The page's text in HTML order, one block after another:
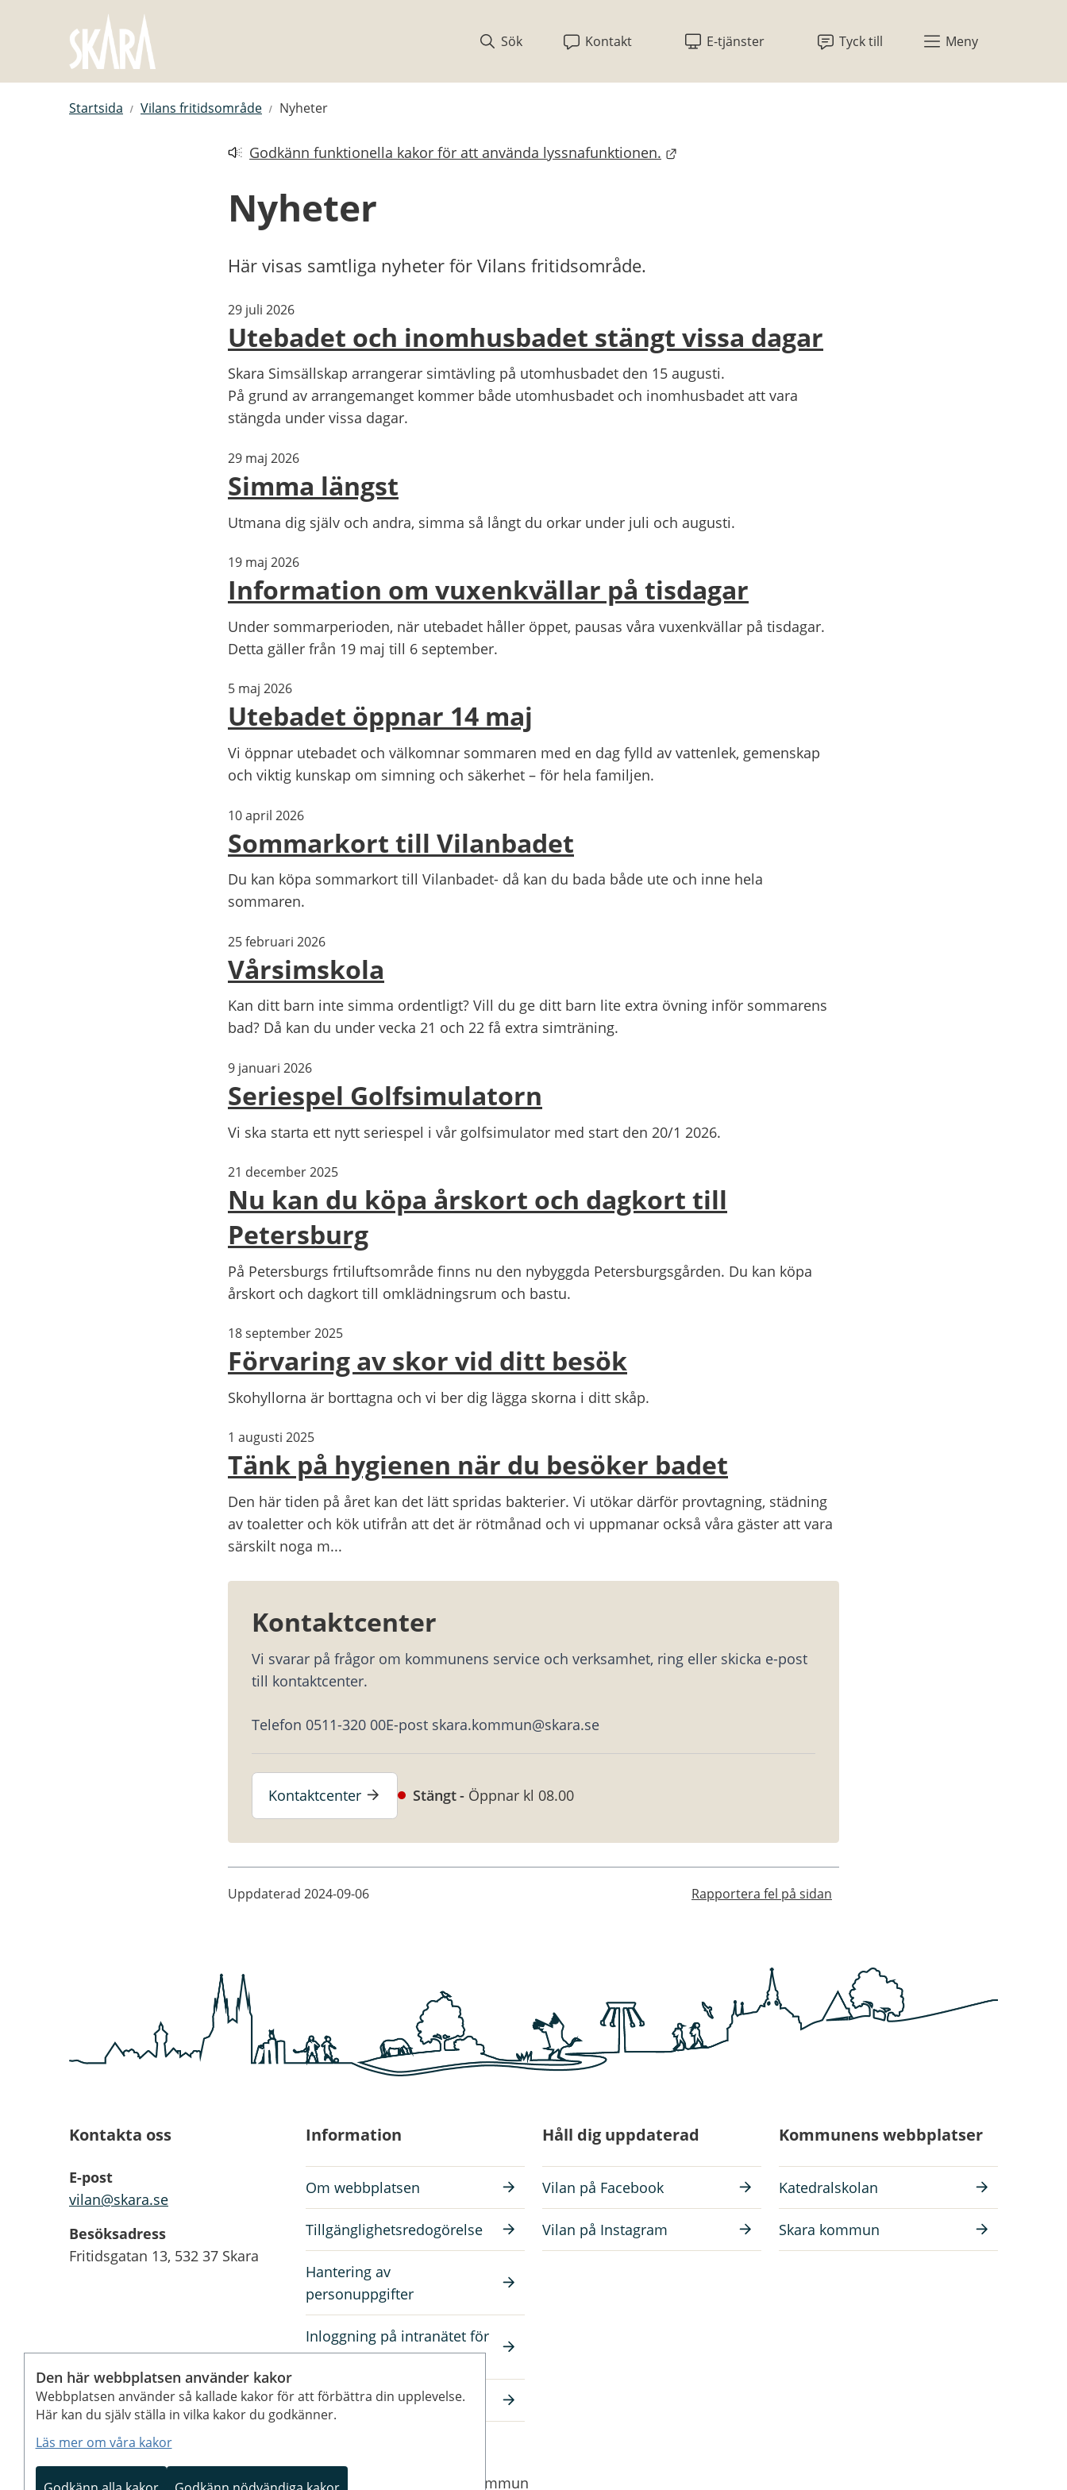
Den här webbplatsen använder kakor
Webbplatsen använder så kallade kakor för att förbättra din upplevelse.
Här kan du själv ställa in vilka kakor du godkänner.
Läs mer om våra kakor
Sök
Kontakt E-tjänster Tyck till Meny
Startsida Vilans fritidsområde Nyheter
Godkänn funktionella kakor för att använda lyssnafunktionen.
Länk till annan webbplats.
Nyheter
Här visas samtliga nyheter för Vilans fritidsområde.
29 juli 2026
Utebadet och inomhusbadet stängt vissa dagar
Skara Simsällskap arrangerar simtävling på utomhusbadet den 15 augusti.
På grund av arrangemanget kommer både utomhusbadet och inomhusbadet att vara
stängda under vissa dagar.
29 maj 2026
Simma längst
Utmana dig själv och andra, simma så långt du orkar under juli och augusti.
19 maj 2026
Information om vuxenkvällar på tisdagar
Under sommarperioden, när utebadet håller öppet, pausas våra vuxenkvällar på tisdagar.
Detta gäller från 19 maj till 6 september.
5 maj 2026
Utebadet öppnar 14 maj
Vi öppnar utebadet och välkomnar sommaren med en dag fylld av vattenlek, gemenskap
och viktig kunskap om simning och säkerhet – för hela familjen.
10 april 2026
Sommarkort till Vilanbadet
Du kan köpa sommarkort till Vilanbadet- då kan du bada både ute och inne hela
sommaren.
25 februari 2026
Vårsimskola
Kan ditt barn inte simma ordentligt? Vill du ge ditt barn lite extra övning inför sommarens
bad? Då kan du under vecka 21 och 22 få extra simträning.
9 januari 2026
Seriespel Golfsimulatorn
Vi ska starta ett nytt seriespel i vår golfsimulator med start den 20/1 2026.
21 december 2025
Nu kan du köpa årskort och dagkort till
Petersburg
På Petersburgs frtiluftsområde finns nu den nybyggda Petersburgsgården. Du kan köpa
årskort och dagkort till omklädningsrum och bastu.
18 september 2025
Förvaring av skor vid ditt besök
Skohyllorna är borttagna och vi ber dig lägga skorna i ditt skåp.
1 augusti 2025
Tänk på hygienen när du besöker badet
Den här tiden på året kan det lätt spridas bakterier. Vi utökar därför provtagning, städning
av toaletter och kök utifrån att det är rötmånad och vi uppmanar också våra gäster att vara
särskilt noga m...
Kontaktcenter
Vi svarar på frågor om kommunens service och verksamhet, ring eller skicka e-post
till kontaktcenter.
Telefon 0511-320 00E-post skara.kommun@skara.se
Kontaktcenter Stängt Öppnar kl 08.00
Uppdaterad 2024-09-06 Rapportera fel på sidan
Kontakta oss
E-post
vilan@skara.se
Besöksadress
Fritidsgatan 13, 532 37 Skara
Information
Om webbplatsen
Tillgänglighetsredogörelse
Hantering av
personuppgifter
Inloggning på intranätet för
anställda
Redigera på skara.se
Håll dig uppdaterad
Vilan på Facebook
Vilan på Instagram
Kommunens webbplatser
Katedralskolan
Skara kommun
Vilans fritidsområde – en webbplats inom Skara kommun